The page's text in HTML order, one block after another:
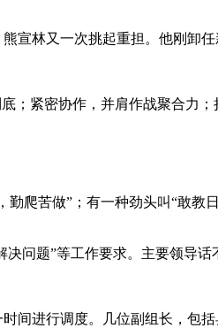
宣林又一次挑起重担。他刚卸
；紧密协作，并肩作战聚合力；
苦做”；有一种劲头叫“敢教
问题”等工作要求。主要领导话
间进行调度。几位副组长，包